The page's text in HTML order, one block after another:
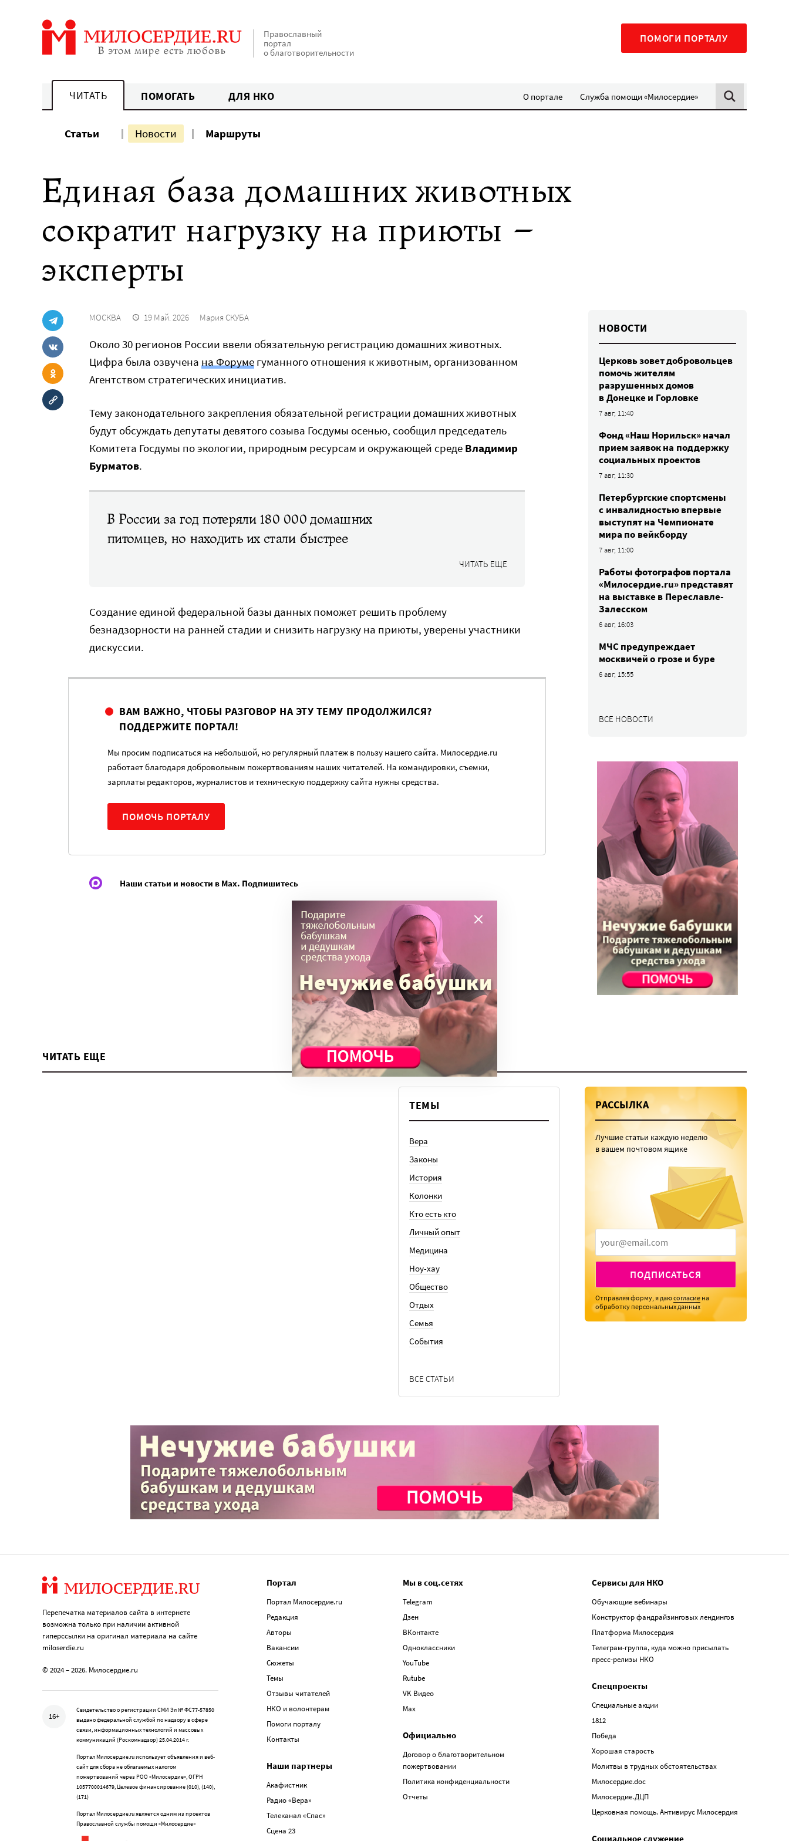
Православный
портал
о благотворительности
ПОМОГИ ПОРТАЛУ
ЧИТАТЬ ПОМОГАТЬ ДЛЯ НКО О портале Служба помощи «Милосердие»
Статьи Новости Маршруты
Единая база домашних животных
сократит нагрузку на приюты –
эксперты
МОСКВА 19 Май. 2026 Мария СКУБА
Около 30 регионов России ввели обязательную регистрацию домашних животных.
Цифра была озвучена на Форуме гуманного отношения к животным, организованном
Агентством стратегических инициатив.
Тему законодательного закрепления обязательной регистрации домашних животных
будут обсуждать депутаты девятого созыва Госдумы осенью, сообщил председатель
Комитета Госдумы по экологии, природным ресурсам и окружающей среде Владимир
Бурматов.
В России за год потеряли 180 000 домашних
питомцев, но находить их стали быстрее
ЧИТАТЬ ЕЩЕ
Создание единой федеральной базы данных поможет решить проблему
безнадзорности на ранней стадии и снизить нагрузку на приюты, уверены участники
дискуссии.
ВАМ ВАЖНО, ЧТОБЫ РАЗГОВОР НА ЭТУ ТЕМУ ПРОДОЛЖИЛСЯ?
ПОДДЕРЖИТЕ ПОРТАЛ!
Мы просим подписаться на небольшой, но регулярный платеж в пользу нашего сайта. Милосердие.ru
работает благодаря добровольным пожертвованиям наших читателей. На командировки, съемки,
зарплаты редакторов, журналистов и техническую поддержку сайта нужны средства.
ПОМОЧЬ ПОРТАЛУ
Наши статьи и новости в Max. Подпишитесь
НОВОСТИ
Церковь зовет добровольцев
помочь жителям
разрушенных домов
в Донецке и Горловке
7 авг, 11:40
Фонд «Наш Норильск» начал
прием заявок на поддержку
социальных проектов
7 авг, 11:30
Петербургские спортсмены
c инвалидностью впервые
выступят на Чемпионате
мира по вейкборду
7 авг, 11:00
Работы фотографов портала
«Милосердие.ru» представят
на выставке в Переславле-
Залесском
6 авг, 16:03
МЧС предупреждает
москвичей о грозе и буре
6 авг, 15:55
ВСЕ НОВОСТИ
ЧИТАТЬ ЕЩЕ
ТЕМЫ
Вера
Законы
История
Колонки
Кто есть кто
Личный опыт
Медицина
Ноу-хау
Общество
Отдых
Семья
События
ВСЕ СТАТЬИ
РАССЫЛКА
Лучшие статьи каждую неделю
в вашем почтовом ящике
ПОДПИСАТЬСЯ
Отправляя форму, я даюсогласие на
обработку персональных данных
Перепечатка материалов сайта в интернете
возможна только при наличии активной
гиперссылки на оригинал материала на сайте
miloserdie.ru
© 2024 – 2026. Милосердие.ru
16+
Свидетельство о регистрации СМИ Эл № ФС77-57850
выдано федеральной службой по надзору в сфере
связи, информационных технологий и массовых
коммуникаций (Роскомнадзор) 25.04.2014 г.
Портал Милосердие.ru использует объявления и веб-
сайт для сбора не облагаемых налогом
пожертвований через РОО «Милосердие», ОГРН
1057700014679, Целевое финансирование (010), (140),
(171)
Портал Милосердие.ru является одним из проектов
Православной службы помощи «Милосердие»
Портал
Портал Милосердие.ru
Редакция
Авторы
Вакансии
Сюжеты
Темы
Отзывы читателей
НКО и волонтерам
Помоги порталу
Контакты
Наши партнеры
Акафистник
Радио «Вера»
Телеканал «Спас»
Сцена 23
Мы в соц.сетях
Telegram
Дзен
ВКонтакте
Одноклассники
YouTube
Rutube
VK Видео
Max
Официально
Договор о благотворительном
пожертвовании
Политика конфиденциальности
Отчеты
Сервисы для НКО
Обучающие вебинары
Конструктор фандрайзинговых лендингов
Платформа Милосердия
Телеграм-группа, куда можно присылать
пресс-релизы НКО
Спецпроекты
Специальные акции
1812
Победа
Хорошая старость
Молитвы в трудных обстоятельствах
Милосердие.doc
Милосердие.ДЦП
Церковная помощь. Антивирус Милосердия
Социальное служение